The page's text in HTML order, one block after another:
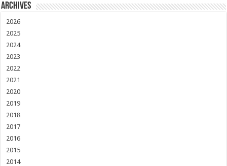
Archives
2026
2025
2024
2023
2022
2021
2020
2019
2018
2017
2016
2015
2014